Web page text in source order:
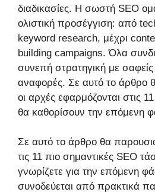
διαδικασίες. Η σωστή SEO
ολιστική προσέγγιση: από
keyword research, μέχρι
building campaigns. Όλα
συνεπή στρατηγική με σαφείς
αναφορές. Σε αυτό το άρθρο
οι αρχές εφαρμόζονται στις
θα καθορίσουν την επόμενη
Σε αυτό το άρθρο θα
τις 11 πιο σημαντικές SEO
γνωρίζετε για την επόμενη
συνοδεύεται από πρακτικά